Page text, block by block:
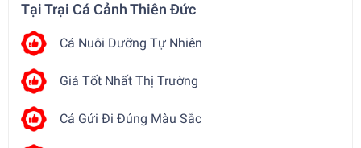
Tại Trại Cá Cảnh Thiên Đức
Cá Nuôi Dưỡng Tự Nhiên
Giá Tốt Nhất Thị Trường
Cá Gửi Đi Đúng Màu Sắc